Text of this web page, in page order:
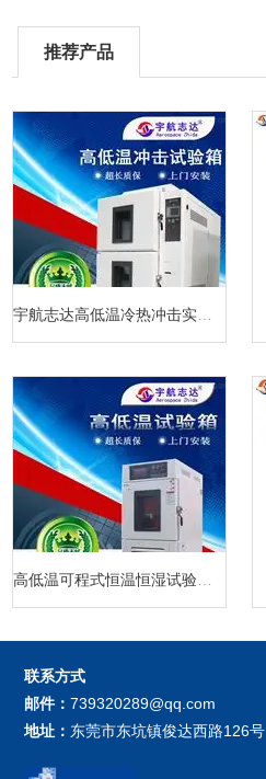
推荐产品
联系方式
邮件：739320289@qq.com
地址： 东莞市东坑镇俊达西路126号